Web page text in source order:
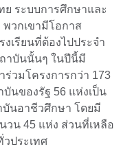
ระบบการศึกษาและ
พวกเขามีโอกาส
เรียนที่ต้องไปประจำ
าบันนั้นๆ ในปีนี้มี
ร่วมโครงการกว่า 173
นของรัฐ 56 แห่งเป็น
บันอาชีวศึกษา โดยมี
วน 45 แห่ง ส่วนที่เหลือ
วประเทศ